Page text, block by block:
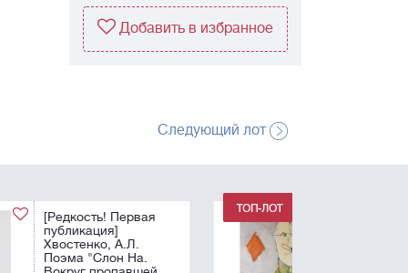
Добавить в избранное
Следующий лот
Немухин, В.Н.
1986. Бумага, масло,
белила. - 83х56 см.